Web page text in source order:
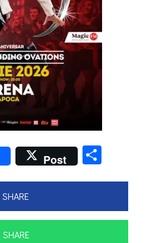
Post
SHARE
SHARE